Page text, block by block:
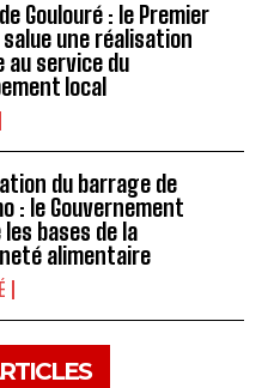
Goulouré : le Premier
une réalisation
au service du
local
du barrage de
: le Gouvernement
bases de la
alimentaire